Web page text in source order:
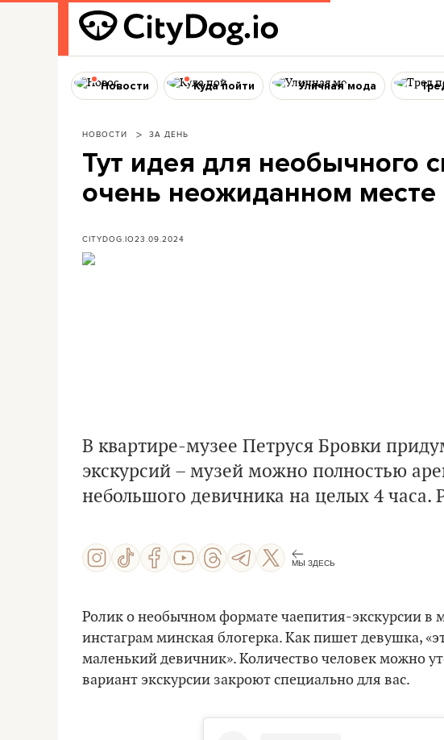
Новости Куда пойти Уличная мода
НОВОСТИ ЗА ДЕНЬ
Тут идея для необычного
очень неожиданном месте
CITYDOG.IO23.09.2024
В квартире-музее Петруся Бровки
экскурсий – музей можно полностью
небольшого девичника на целых 4 часа.
МЫ ЗДЕСЬ
Ролик о необычном формате чаепития-экскурсии в
инстаграм минская блогерка. Как пишет девушка,
маленький девичник». Количество человек можно
вариант экскурсии закроют специально для вас.